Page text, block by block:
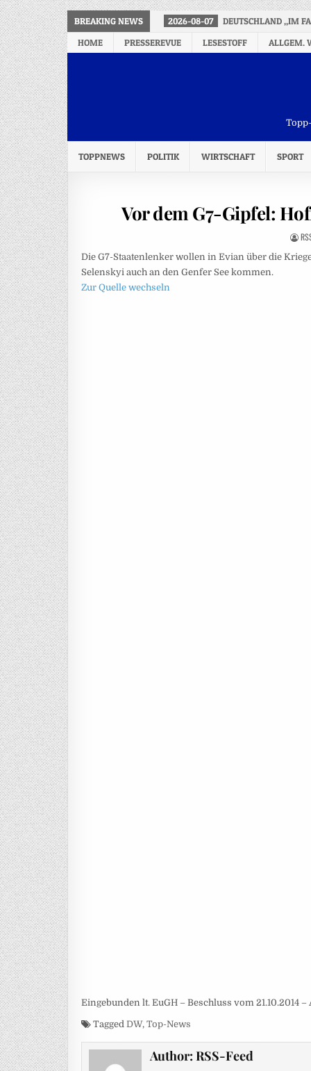
BREAKING NEWS 2026-08-07
DEUTSCHLAND „IM
HOME
PRESSEREVUE LESESTOFF ALLGEM.
TOPPNEWS POLITIK WIRTSCHAFT SPORT
Vor dem G7-Gipfel:
Die G7-Staatenlenker wollen in Evian über die
Selenskyi auch an den Genfer See kommen.
Zur Quelle wechseln
Eingebunden lt. EuGH – Beschluss vom 21.10.2014 –
Tagged DW, Top-News
Author:RSS-Feed